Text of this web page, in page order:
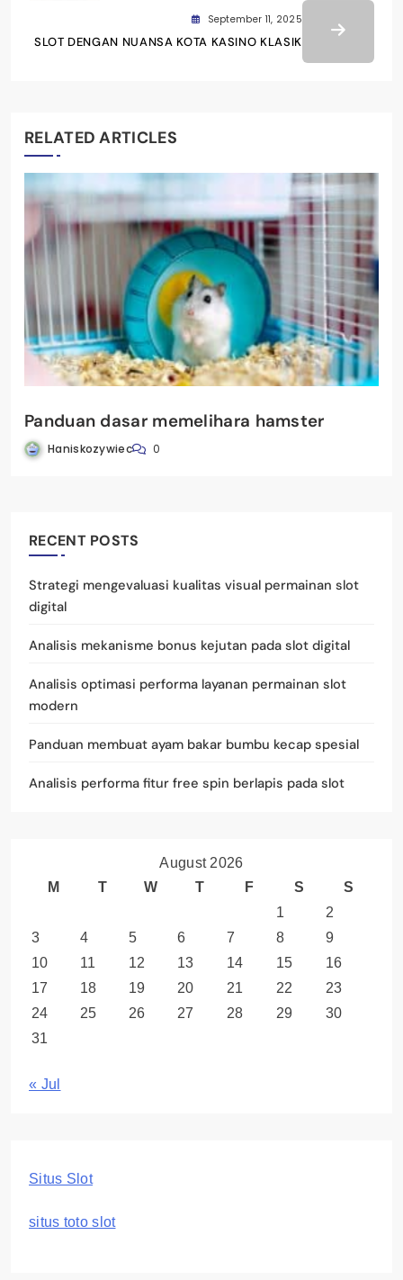
September 11, 2025
SLOT DENGAN NUANSA KOTA KASINO KLASIK
RELATED ARTICLES
Panduan dasar memelihara hamster
Haniskozywiec 0
RECENT POSTS
Strategi mengevaluasi kualitas visual permainan slot
digital
Analisis mekanisme bonus kejutan pada slot digital
Analisis optimasi performa layanan permainan slot
modern
Panduan membuat ayam bakar bumbu kecap spesial
Analisis performa fitur free spin berlapis pada slot
August 2026
M
T W T F S
S
1
2
3
4 5 6 7 8
9
10
11 12 13 14 15
16
17
18 19 20 21 22
23
24
25 26 27 28 29
30
31
« Jul
Situs Slot
situs toto slot